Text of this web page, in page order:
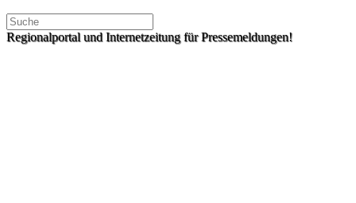
Regionalportal und Internetzeitung für Pressemeldungen!